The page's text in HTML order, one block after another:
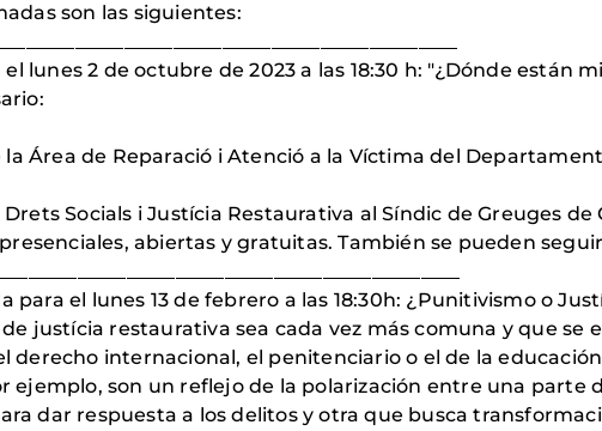
son las siguientes:
lunes 2 de octubre de 2023 a las 18:30 h: "¿Dónde están
Área de Reparació i Atenció a la Víctima del
Socials i Justícia Restaurativa al Síndic de Greuges de
abiertas y gratuitas. También se pueden
para el lunes 13 de febrero a las 18:30h: ¿Punitivismo o
justícia restaurativa sea cada vez más comuna y que se
derecho internacional, el penitenciario o el de la
ejemplo, son un reflejo de la polarización entre una parte
dar respuesta a los delitos y otra que busca